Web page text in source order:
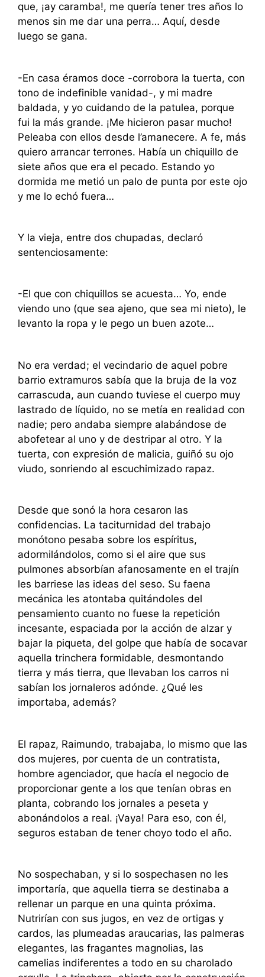
que, ¡ay caramba!, me quería tener tres años lo
menos sin me dar una perra… Aquí, desde
luego se gana.
-En casa éramos doce -corrobora la tuerta, con
tono de indefinible vanidad-, y mi madre
baldada, y yo cuidando de la patulea, porque
fui la más grande. ¡Me hicieron pasar mucho!
Peleaba con ellos desde l’amanecere. A fe, más
quiero arrancar terrones. Había un chiquillo de
siete años que era el pecado. Estando yo
dormida me metió un palo de punta por este ojo
y me lo echó fuera…
Y la vieja, entre dos chupadas, declaró
sentenciosamente:
-El que con chiquillos se acuesta… Yo, ende
viendo uno (que sea ajeno, que sea mi nieto), le
levanto la ropa y le pego un buen azote…
No era verdad; el vecindario de aquel pobre
barrio extramuros sabía que la bruja de la voz
carrascuda, aun cuando tuviese el cuerpo muy
lastrado de líquido, no se metía en realidad con
nadie; pero andaba siempre alabándose de
abofetear al uno y de destripar al otro. Y la
tuerta, con expresión de malicia, guiñó su ojo
viudo, sonriendo al escuchimizado rapaz.
Desde que sonó la hora cesaron las
confidencias. La taciturnidad del trabajo
monótono pesaba sobre los espíritus,
adormilándolos, como si el aire que sus
pulmones absorbían afanosamente en el trajín
les barriese las ideas del seso. Su faena
mecánica les atontaba quitándoles del
pensamiento cuanto no fuese la repetición
incesante, espaciada por la acción de alzar y
bajar la piqueta, del golpe que había de socavar
aquella trinchera formidable, desmontando
tierra y más tierra, que llevaban los carros ni
sabían los jornaleros adónde. ¿Qué les
importaba, además?
El rapaz, Raimundo, trabajaba, lo mismo que las
dos mujeres, por cuenta de un contratista,
hombre agenciador, que hacía el negocio de
proporcionar gente a los que tenían obras en
planta, cobrando los jornales a peseta y
abonándolos a real. ¡Vaya! Para eso, con él,
seguros estaban de tener choyo todo el año.
No sospechaban, y si lo sospechasen no les
importaría, que aquella tierra se destinaba a
rellenar un parque en una quinta próxima.
Nutrirían con sus jugos, en vez de ortigas y
cardos, las plumeadas araucarias, las palmeras
elegantes, las fragantes magnolias, las
camelias indiferentes a todo en su charolado